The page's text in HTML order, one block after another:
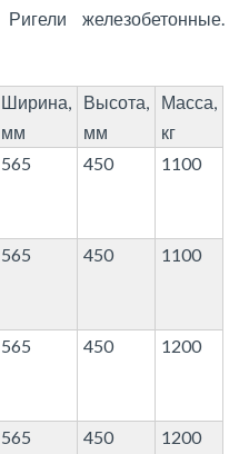
Ригели железобетонные.
Ширина,
мм
Высота,
мм
Масса,
кг
565 450 1100
565 450 1100
565 450 1200
565 450 1200